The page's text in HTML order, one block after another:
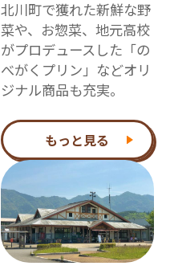
北川町で獲れた新鮮な野
菜や、お惣菜、地元高校
がプロデュースした「の
べがくプリン」などオリ
ジナル商品も充実。
もっと見る